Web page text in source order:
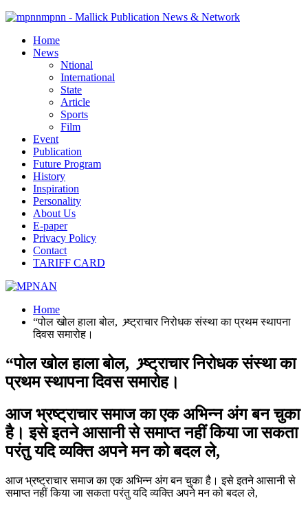
mpnn - Mallick Publication News & Network
Home
News
Ntional
International
State
Article
Sports
Film
Event
Publication
Future Program
History
Inspiration
Personality
About Us
E-paper
Privacy Policy
Contact
TARIFF CARD
Home
“पोल खोल हाला बोल, भ्र्ष्ट्राचार निरोधक संस्था का प्रथम स्थापना
दिवस समारोह।
“पोल खोल हाला बोल, भ्र्ष्ट्राचार निरोधक संस्था का
प्रथम स्थापना दिवस समारोह।
आज भ्रष्ट्राचार समाज का एक अभिन्न अंग बन चुका
है। इसे इतने आसानी से समाप्त नहीं किया जा सकता
परंतु यदि व्यक्ति अपने मन को बदल ले,
आज भ्रष्ट्राचार समाज का एक अभिन्न अंग बन चुका है। इसे इतने आसानी से
समाप्त नहीं किया जा सकता परंतु यदि व्यक्ति अपने मन को बदल ले,